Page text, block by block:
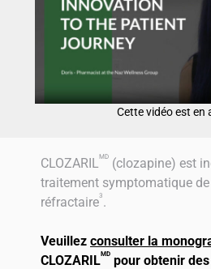
Cette vidéo est en
CLOZARIL MD (clozapine) est
traitement symptomatique
réfractaire3 .
Veuillez consulter la
CLOZARILMD pour obtenir